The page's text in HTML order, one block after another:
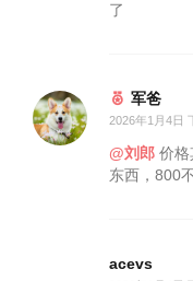
了
军爸
2026年1月4日
@刘郎 价格
东西，800
acevs